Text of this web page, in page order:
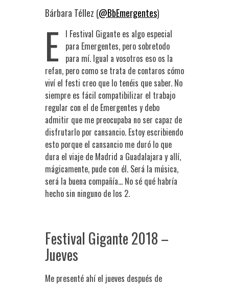
Bárbara Téllez (@BbEmergentes)
E
l Festival Gigante es algo especial
para Emergentes, pero sobretodo
para mí. Igual a vosotros eso os la
refan, pero como se trata de contaros cómo
viví el festi creo que lo tenéis que saber. No
siempre es fácil compatibilizar el trabajo
regular con el de Emergentes y debo
admitir que me preocupaba no ser capaz de
disfrutarlo por cansancio. Estoy escribiendo
esto porque el cansancio me duró lo que
dura el viaje de Madrid a Guadalajara y allí,
mágicamente, pude con él. Será la música,
será la buena compañía… No sé qué habría
hecho sin ninguno de los 2.
Festival Gigante 2018 –
Jueves
Me presenté ahí el jueves después de